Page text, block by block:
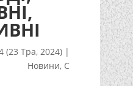
(23 Тра, 2024) |
Новини, С